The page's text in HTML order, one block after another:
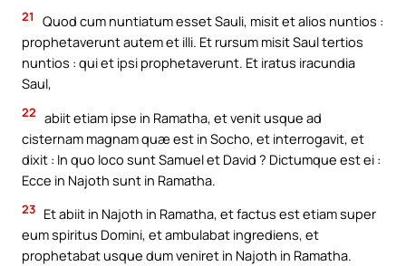
21
Quod cum nuntiatum esset Sauli, misit et alios nuntios :
prophetaverunt autem et illi. Et rursum misit Saul tertios
nuntios : qui et ipsi prophetaverunt. Et iratus iracundia
Saul,
22 abiit etiam ipse in Ramatha, et venit usque ad
cisternam magnam quæ est in Socho, et interrogavit, et
dixit : In quo loco sunt Samuel et David ? Dictumque est ei :
Ecce in Najoth sunt in Ramatha.
23 Et abiit in Najoth in Ramatha, et factus est etiam super
eum spiritus Domini, et ambulabat ingrediens, et
prophetabat usque dum veniret in Najoth in Ramatha.